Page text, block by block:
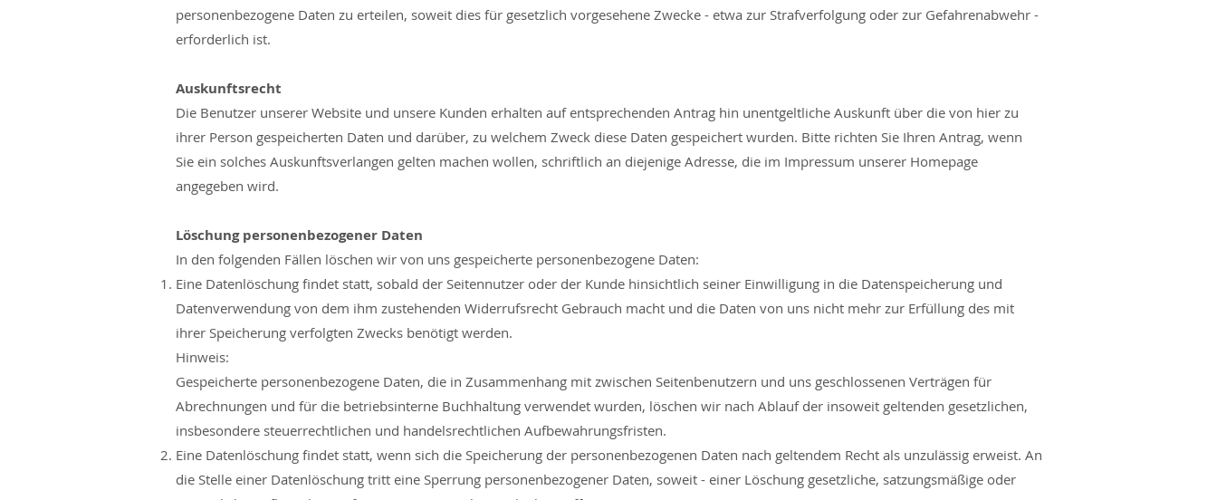
personenbezogene Daten zu erteilen, soweit dies für gesetzlich vorgesehene Zwecke - etwa zur Strafverfolgung oder zur Gefahrenabwehr -
erforderlich ist.
Auskunftsrecht
Die Benutzer unserer Website und unsere Kunden erhalten auf entsprechenden Antrag hin unentgeltliche Auskunft über die von hier zu
ihrer Person gespeicherten Daten und darüber, zu welchem Zweck diese Daten gespeichert wurden. Bitte richten Sie Ihren Antrag, wenn
Sie ein solches Auskunftsverlangen gelten machen wollen, schriftlich an diejenige Adresse, die im Impressum unserer Homepage
angegeben wird.
Löschung personenbezogener Daten
In den folgenden Fällen löschen wir von uns gespeicherte personenbezogene Daten:
Eine Datenlöschung findet statt, sobald der Seitennutzer oder der Kunde hinsichtlich seiner Einwilligung in die Datenspeicherung und
Datenverwendung von dem ihm zustehenden Widerrufsrecht Gebrauch macht und die Daten von uns nicht mehr zur Erfüllung des mit
ihrer Speicherung verfolgten Zwecks benötigt werden.
Hinweis:
Gespeicherte personenbezogene Daten, die in Zusammenhang mit zwischen Seitenbenutzern und uns geschlossenen Verträgen für
Abrechnungen und für die betriebsinterne Buchhaltung verwendet wurden, löschen wir nach Ablauf der insoweit geltenden gesetzlichen,
insbesondere steuerrechtlichen und handelsrechtlichen Aufbewahrungsfristen.
Eine Datenlöschung findet statt, wenn sich die Speicherung der personenbezogenen Daten nach geltendem Recht als unzulässig erweist. An
die Stelle einer Datenlöschung tritt eine Sperrung personenbezogener Daten, soweit - einer Löschung gesetzliche, satzungsmäßige oder